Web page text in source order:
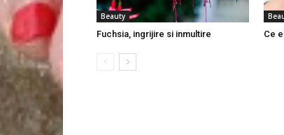
Beauty
Fuchsia, ingrijire si inmultire Ce